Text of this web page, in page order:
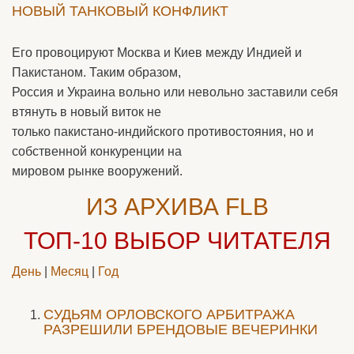
НОВЫЙ ТАНКОВЫЙ КОНФЛИКТ
Его провоцируют Москва и Киев между Индией и
Пакистаном. Таким образом,
Россия и Украина вольно или невольно заставили себя
втянуть в новый виток не
только пакистано-индийского противостояния, но и
собственной конкуренции на
мировом рынке вооружений.
ИЗ АРХИВА FLB
ТОП-10 ВЫБОР ЧИТАТЕЛЯ
День Месяц Год
CУДЬЯМ ОРЛОВСКОГО АРБИТРАЖА
РАЗРЕШИЛИ БРЕНДОВЫЕ ВЕЧЕРИНКИ